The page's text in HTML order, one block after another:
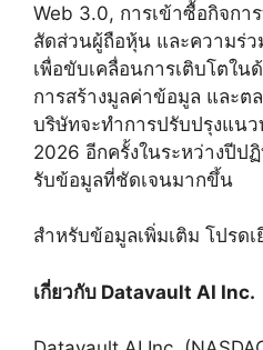
Web 3.0, การเข้าซื้อกิจกา
สัดส่วนผู้ถือหุ้น และความร่ว
เพื่อขับเคลื่อนการเติบโตใ
การสร้างมูลค่าข้อมูล และต
บริษัทจะทำการปรับปรุงแน
2026 อีกครั้งในระหว่างปีป
รับข้อมูลที่ชัดเจนมากขึ้น
สำหรับข้อมูลเพิ่มเติม โปรด
เกี่ยวกับ Datavault AI Inc.